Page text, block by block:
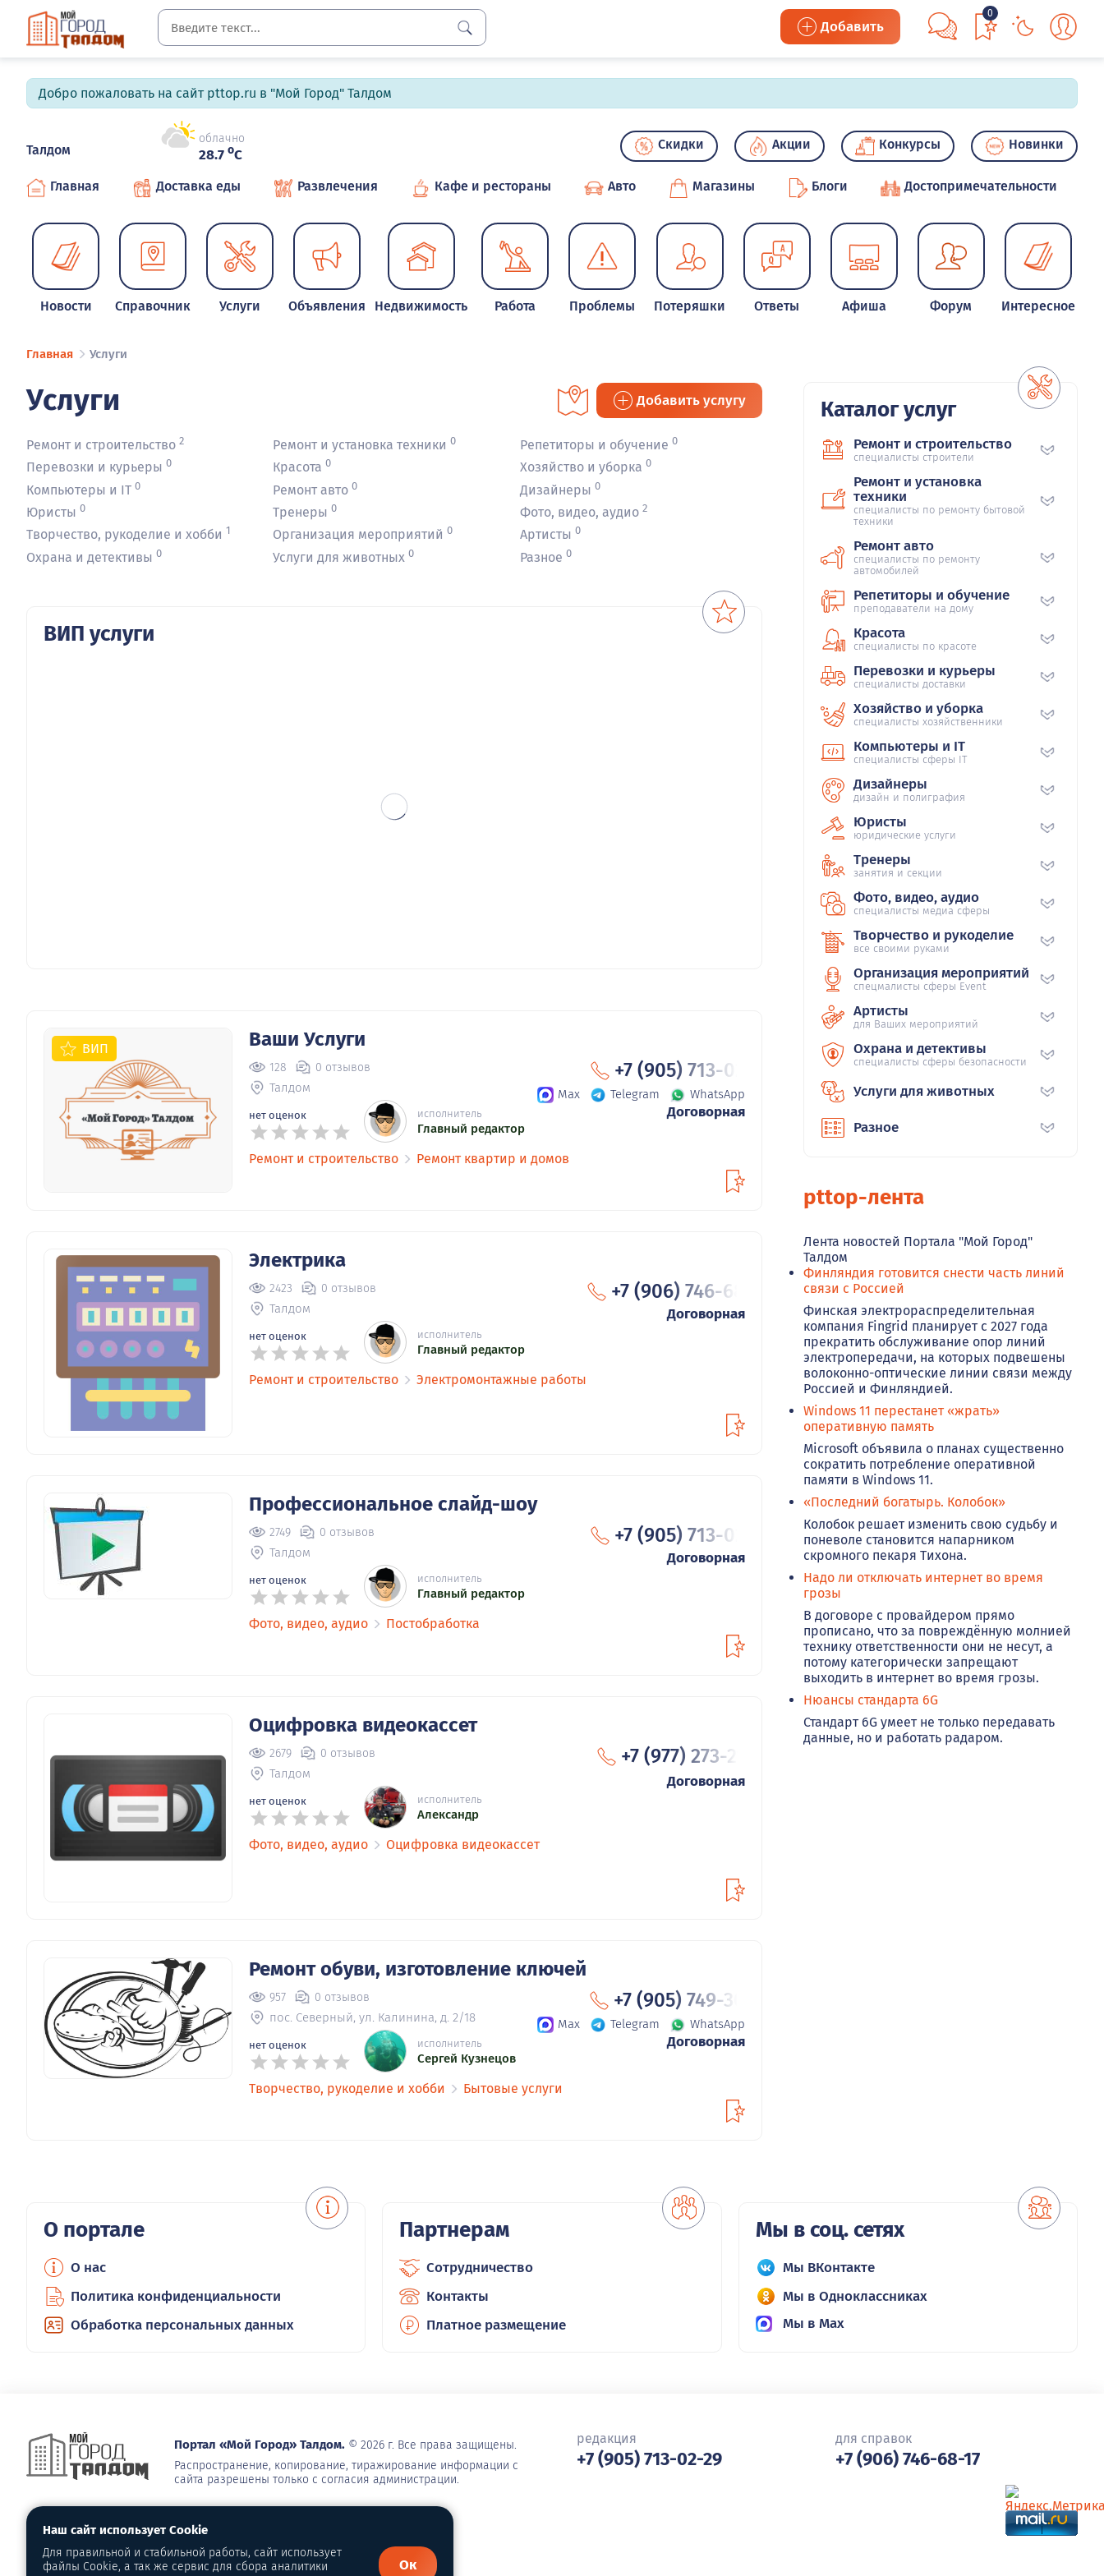
Добавить
0
Добро пожаловать на сайт pttop.ru в "Мой Город" Талдом
Талдом
облачно
28.7 oC
Скидки Акции Конкурсы Новинки
Главная Доставка еды Развлечения Кафе и рестораны Авто Магазины Блоги Достопримечательности
Новости Справочник Услуги Объявления Недвижимость Работа Проблемы Потеряшки Ответы Афиша Форум Интересное
Главная Услуги
Услуги Добавить услугу
Ремонт и строительство 2 Ремонт и установка техники 0 Репетиторы и обучение 0
Перевозки и курьеры 0 Красота 0 Хозяйство и уборка 0
Компьютеры и IT 0 Ремонт авто 0 Дизайнеры 0
Юристы 0 Тренеры 0 Фото, видео, аудио 2
Творчество, рукоделие и хобби 1 Организация мероприятий 0 Артисты 0
Охрана и детективы 0 Услуги для животных 0 Разное 0
ВИП услуги
ВИП Ваши Услуги
128 0 отзывов
Талдом
нет оценок исполнитель
Главный редактор
+7 (905) 713-02
Max Telegram WhatsApp
Договорная
Ремонт и строительство Ремонт квартир и домов
Электрика
2423 0 отзывов
Талдом
нет оценок исполнитель
Главный редактор
+7 (906) 746-68
Договорная
Ремонт и строительство Электромонтажные работы
Профессиональное слайд-шоу
2749 0 отзывов
Талдом
нет оценок исполнитель
Главный редактор
+7 (905) 713-02
Договорная
Фото, видео, аудио Постобработка
Оцифровка видеокассет
2679 0 отзывов
Талдом
нет оценок исполнитель
Александр
+7 (977) 273-21
Договорная
Фото, видео, аудио Оцифровка видеокассет
Ремонт обуви, изготовление ключей
957 0 отзывов
пос. Северный, ул. Калинина, д. 2/18
нет оценок исполнитель
Сергей Кузнецов
+7 (905) 749-30
Max Telegram WhatsApp
Договорная
Творчество, рукоделие и хобби Бытовые услуги
Каталог услуг
Ремонт и строительство
специалисты строители
Ремонт и установка
техники
специалисты по ремонту бытовой
техники
Ремонт авто
специалисты по ремонту
автомобилей
Репетиторы и обучение
преподаватели на дому
Красота
специалисты по красоте
Перевозки и курьеры
специалисты доставки
Хозяйство и уборка
специалисты хозяйственники
Компьютеры и IT
специалисты сферы IT
Дизайнеры
дизайн и полиграфия
Юристы
юридические услуги
Тренеры
занятия и секции
Фото, видео, аудио
специалисты медиа сферы
Творчество и рукоделие
все своими руками
Организация мероприятий
спецмалисты сферы Event
Артисты
для Ваших мероприятий
Охрана и детективы
специалисты сферы безопасности
Услуги для животных
Разное
pttop-лента
Лента новостей Портала "Мой Город"
Талдом
Финляндия готовится снести часть линий
связи с Россией
Финская электрораспределительная
компания Fingrid планирует с 2027 года
прекратить обслуживание опор линий
электропередачи, на которых подвешены
волоконно-оптические линии связи между
Россией и Финляндией.
Windows 11 перестанет «жрать»
оперативную память
Microsoft объявила о планах существенно
сократить потребление оперативной
памяти в Windows 11.
«Последний богатырь. Колобок»
Колобок решает изменить свою судьбу и
поневоле становится напарником
скромного пекаря Тихона.
Надо ли отключать интернет во время
грозы
В договоре с провайдером прямо
прописано, что за повреждённую молнией
технику ответственности они не несут, а
потому категорически запрещают
выходить в интернет во время грозы.
Нюансы стандарта 6G
Стандарт 6G умеет не только передавать
данные, но и работать радаром.
О портале
О нас
Политика конфиденциальности
Обработка персональных данных
Партнерам
Сотрудничество
Контакты
Платное размещение
Мы в соц. сетях
Мы ВКонтакте
Мы в Одноклассниках
Мы в Max
Портал «Мой Город» Талдом. © 2026 г. Все права защищены.
Распространение, копирование, тиражирование информации с
сайта разрешены только с согласия администрации.
редакция
+7 (905) 713-02-29
для справок
+7 (906) 746-68-17
Наш сайт использует Cookie
Для правильной и стабильной работы, сайт использует
файлы Cookie, а так же сервис для сбора аналитики
Ок